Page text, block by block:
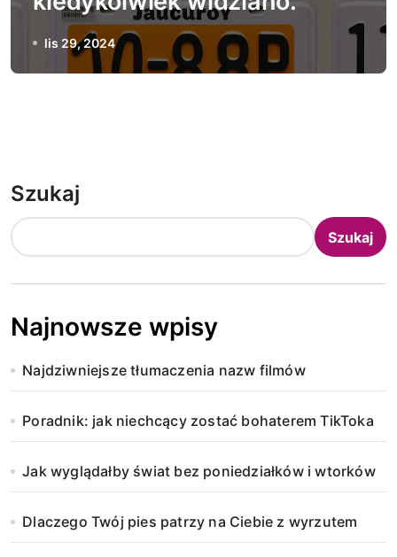
lis 29, 2024
Szukaj
Szukaj
Najnowsze wpisy
Najdziwniejsze tłumaczenia nazw filmów
Poradnik: jak niechcący zostać bohaterem TikToka
Jak wyglądałby świat bez poniedziałków i wtorków
Dlaczego Twój pies patrzy na Ciebie z wyrzutem